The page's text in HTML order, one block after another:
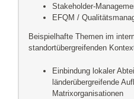
Stakeholder-
EFQM /
Beispielhafte Themen im
standortübergreifenden
Einbindung lokaler
länderübergreifende
Matrixorganisationen